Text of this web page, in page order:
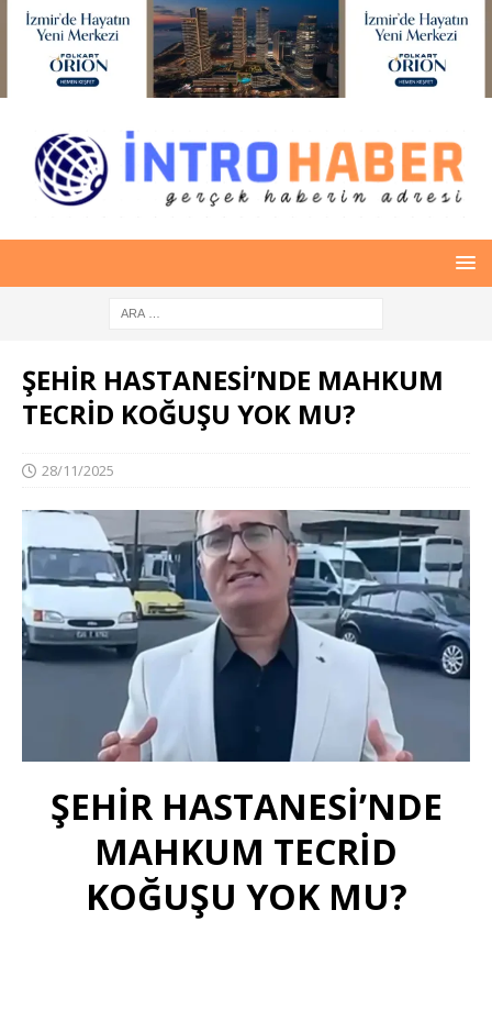
ŞEHİR HASTANESİ’NDE MAHKUM
TECRİD KOĞUŞU YOK MU?
28/11/2025
ŞEHİR HASTANESİ’NDE
MAHKUM TECRİD
KOĞUŞU YOK MU?